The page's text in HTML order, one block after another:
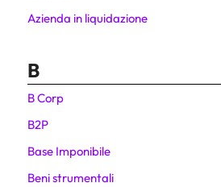
Azienda in liquidazione
B
B Corp
B2P
Base Imponibile
Beni strumentali